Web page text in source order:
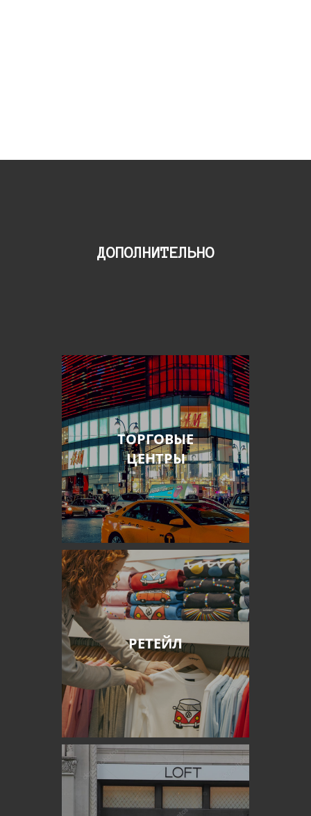
ДОПОЛНИТЕЛЬНО
ТОРГОВЫЕ
ЦЕНТРЫ
РЕТЕЙЛ